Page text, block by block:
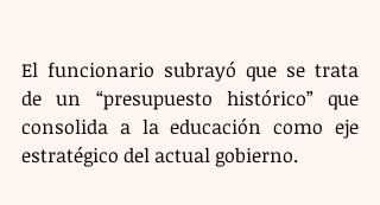
El funcionario subrayó que se trata
de un “presupuesto histórico” que
consolida a la educación como eje
estratégico del actual gobierno.